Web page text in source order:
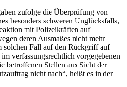
zufolge die Überprüfung von
besonders schweren Unglücksfalls,
mit Polizeikräften auf
deren Ausmaßes nicht mehr
solchen Fall auf den Rückgriff auf
verfassungsrechtlich vorgegebenen
betroffenen Stellen aus Sicht der
nicht nach“, heißt es in der